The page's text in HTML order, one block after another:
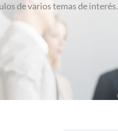
de varios temas de interés.